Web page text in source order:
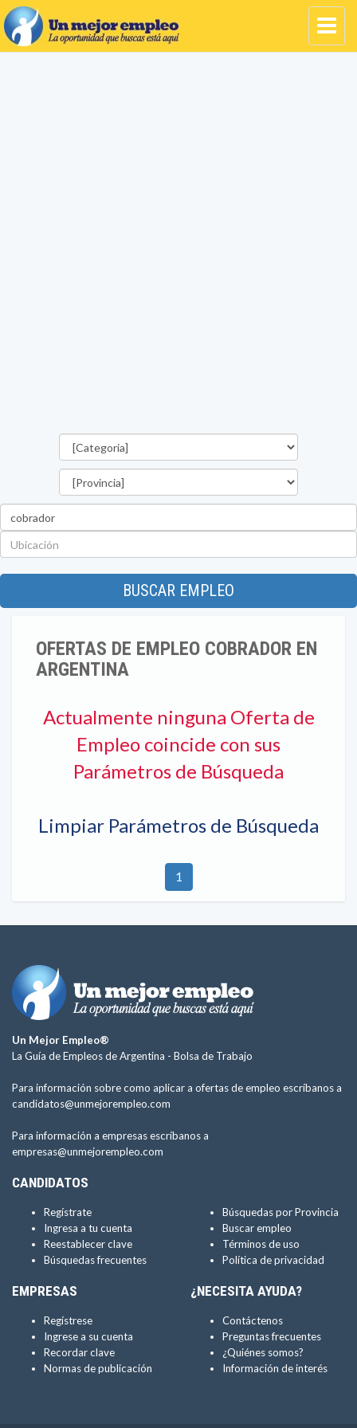
BUSCAR EMPLEO
OFERTAS DE EMPLEO COBRADOR EN
ARGENTINA
Actualmente ninguna Oferta de
Empleo coincide con sus
Parámetros de Búsqueda
Limpiar Parámetros de Búsqueda
1
Un Mejor Empleo®
La Guía de Empleos de Argentina - Bolsa de Trabajo
Para información sobre como aplicar a ofertas de empleo escríbanos a
candidatos@unmejorempleo.com
Para información a empresas escríbanos a
empresas@unmejorempleo.com
CANDIDATOS
Regístrate
Ingresa a tu cuenta
Reestablecer clave
Búsquedas frecuentes
Búsquedas por Provincia
Buscar empleo
Términos de uso
Política de privacidad
EMPRESAS
Regístrese
Ingrese a su cuenta
Recordar clave
Normas de publicación
¿NECESITA AYUDA?
Contáctenos
Preguntas frecuentes
¿Quiénes somos?
Información de interés